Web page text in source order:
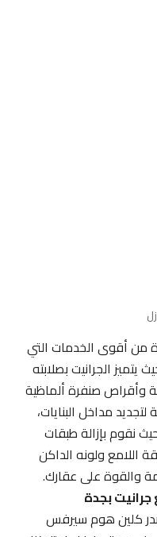
أقوى الخدمات التي
الجرانيت بصلابته
صنفرة ألماظية
مداخل البنايات،
بإزالة طبقات
ولونه الداكن
على عقارك.
بجدة
هوم سيرفس